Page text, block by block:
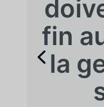
fin
la